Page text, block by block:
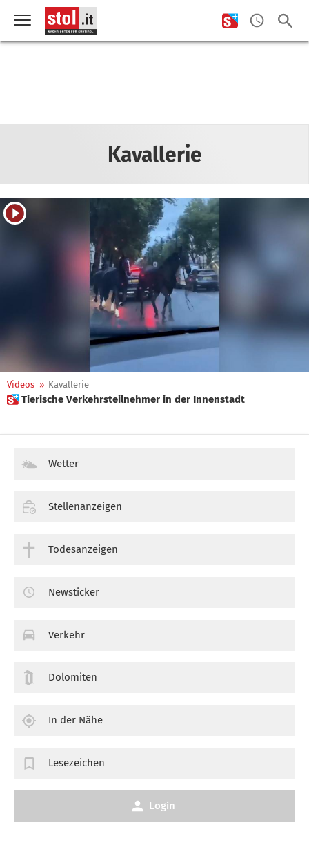
Kavallerie
Videos » Kavallerie
 Tierische Verkehrsteilnehmer in der Innenstadt
Wetter
Stellenanzeigen
Todesanzeigen
Newsticker
Verkehr
Dolomiten
In der Nähe
Lesezeichen
Login